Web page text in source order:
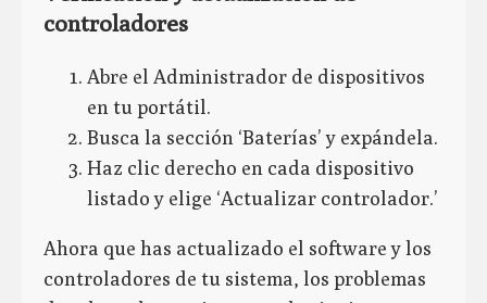
controladores
Abre el Administrador de dispositivos
en tu portátil.
Busca la sección ‘Baterías’ y expándela.
Haz clic derecho en cada dispositivo
listado y elige ‘Actualizar controlador.’
Ahora que has actualizado el software y los
controladores de tu sistema, los problemas